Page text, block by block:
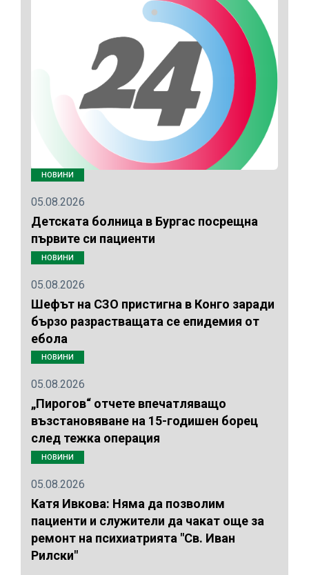
НОВИНИ
05.08.2026
Детската болница в Бургас посрещна
първите си пациенти
НОВИНИ
05.08.2026
Шефът на СЗО пристигна в Конго заради
бързо разрастващата се епидемия от
ебола
НОВИНИ
05.08.2026
„Пирогов“ отчете впечатляващо
възстановяване на 15-годишен борец
след тежка операция
НОВИНИ
05.08.2026
Катя Ивкова: Няма да позволим
пациенти и служители да чакат още за
ремонт на психиатрията "Св. Иван
Рилски"